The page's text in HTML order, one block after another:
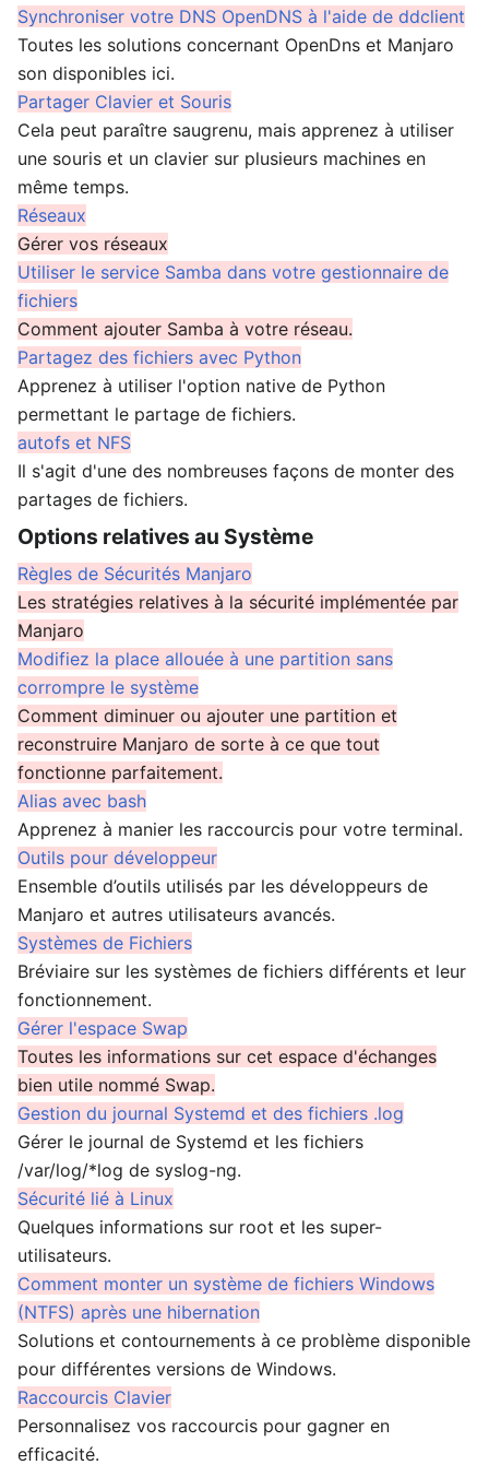
Synchroniser votre DNS OpenDNS à l'aide de ddclient
Toutes les solutions concernant OpenDns et Manjaro
son disponibles ici.
Partager Clavier et Souris
Cela peut paraître saugrenu, mais apprenez à utiliser
une souris et un clavier sur plusieurs machines en
même temps.
Réseaux
Gérer vos réseaux
Utiliser le service Samba dans votre gestionnaire de
fichiers
Comment ajouter Samba à votre réseau.
Partagez des fichiers avec Python
Apprenez à utiliser l'option native de Python
permettant le partage de fichiers.
autofs et NFS
Il s'agit d'une des nombreuses façons de monter des
partages de fichiers.
Options relatives au Système
Règles de Sécurités Manjaro
Les stratégies relatives à la sécurité implémentée par
Manjaro
Modifiez la place allouée à une partition sans
corrompre le système
Comment diminuer ou ajouter une partition et
reconstruire Manjaro de sorte à ce que tout
fonctionne parfaitement.
Alias avec bash
Apprenez à manier les raccourcis pour votre terminal.
Outils pour développeur
Ensemble d’outils utilisés par les développeurs de
Manjaro et autres utilisateurs avancés.
Systèmes de Fichiers
Bréviaire sur les systèmes de fichiers différents et leur
fonctionnement.
Gérer l'espace Swap
Toutes les informations sur cet espace d'échanges
bien utile nommé Swap.
Gestion du journal Systemd et des fichiers .log
Gérer le journal de Systemd et les fichiers
/var/log/*log de syslog-ng.
Sécurité lié à Linux
Quelques informations sur root et les super-
utilisateurs.
Comment monter un système de fichiers Windows
(NTFS) après une hibernation
Solutions et contournements à ce problème disponible
pour différentes versions de Windows.
Raccourcis Clavier
Personnalisez vos raccourcis pour gagner en
efficacité.